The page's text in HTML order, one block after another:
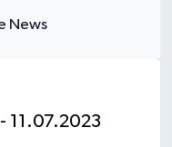
- 11.07.2023